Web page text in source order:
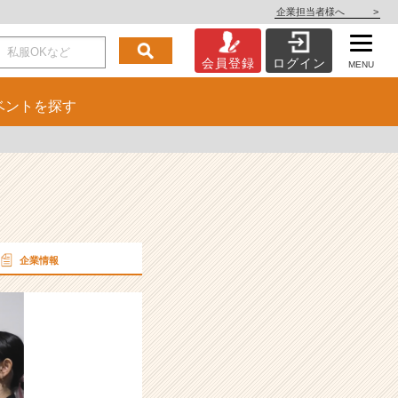
企業担当者様へ >
会員登録 ログイン MENU
ント を探す
企業情報